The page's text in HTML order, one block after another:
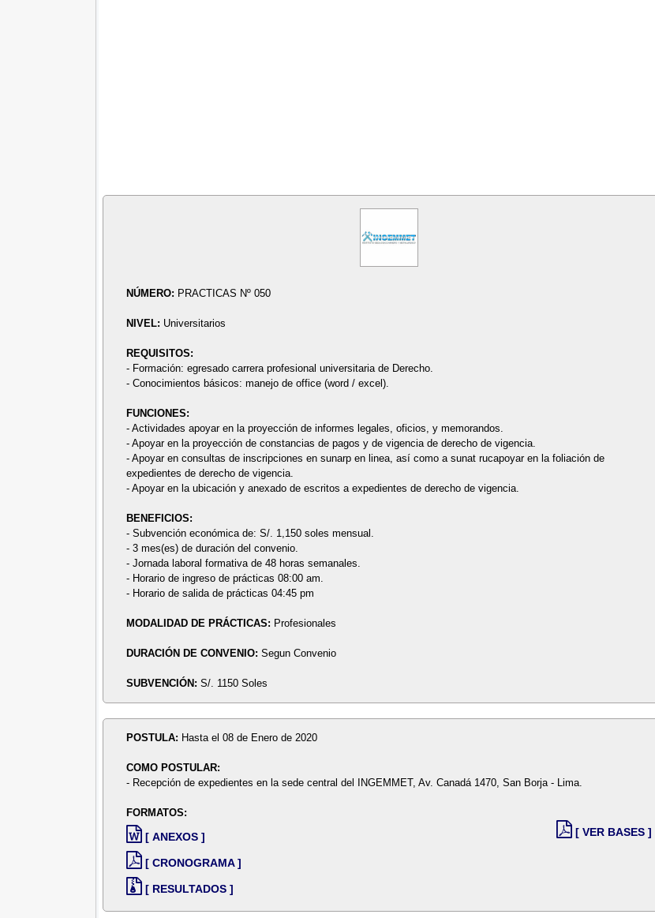
NÚMERO: PRACTICAS Nº 050
NIVEL: Universitarios
REQUISITOS:
- Formación: egresado carrera profesional universitaria de Derecho.
- Conocimientos básicos: manejo de office (word / excel).
FUNCIONES:
- Actividades apoyar en la proyección de informes legales, oficios, y memorandos.
- Apoyar en la proyección de constancias de pagos y de vigencia de derecho de vigencia.
- Apoyar en consultas de inscripciones en sunarp en linea, así como a sunat rucapoyar en la foliación de
expedientes de derecho de vigencia.
- Apoyar en la ubicación y anexado de escritos a expedientes de derecho de vigencia.
BENEFICIOS:
- Subvención económica de: S/. 1,150 soles mensual.
- 3 mes(es) de duración del convenio.
- Jornada laboral formativa de 48 horas semanales.
- Horario de ingreso de prácticas 08:00 am.
- Horario de salida de prácticas 04:45 pm
MODALIDAD DE PRÁCTICAS: Profesionales
DURACIÓN DE CONVENIO:Segun Convenio
SUBVENCIÓN:S/. 1150 Soles
POSTULA: Hasta el 08 de Enero de 2020
COMO POSTULAR:
- Recepción de expedientes en la sede central del INGEMMET, Av. Canadá 1470, San Borja - Lima.
FORMATOS:
[ ANEXOS ]
[ CRONOGRAMA ]
[ RESULTADOS ]
[ VER BASES ]